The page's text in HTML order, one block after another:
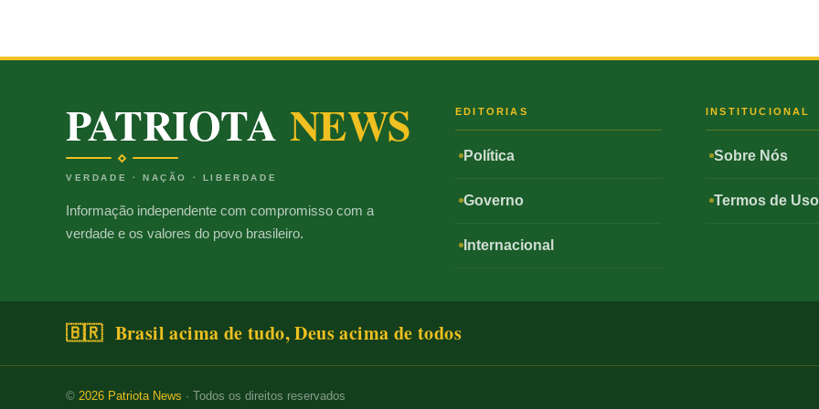
PATRIOTA NEWS
VERDADE · NAÇÃO · LIBERDADE
Informação independente com compromisso com a
verdade e os valores do povo brasileiro.
EDITORIAS
Política
Governo
Internacional
INSTITUCIONAL
Sobre Nós
Termos de Uso
🇧🇷 Brasil acima de tudo, Deus acima de todos
© 2026 Patriota News · Todos os direitos reservados